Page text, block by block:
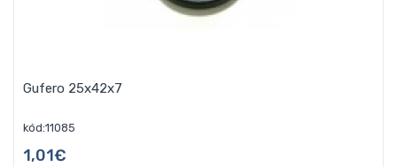
Gufero 25x42x7
kód:11085
1,01€